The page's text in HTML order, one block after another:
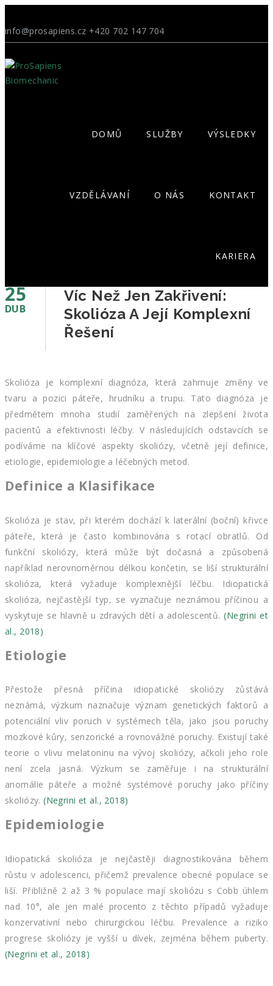
info@prosapiens.cz +420 702 147 704
DOMŮ SLUŽBY VÝSLEDKY
VZDĚLÁVANÍ O NÁS KONTAKT
KARIERA
25
DUB
Víc Než Jen Zakřivení:
Skolióza A Její Komplexní
Řešení
Skolióza je komplexní diagnóza, která zahrnuje změny ve
tvaru a pozici páteře, hrudníku a trupu. Tato diagnóza je
předmětem mnoha studií zaměřených na zlepšení života
pacientů a efektivnosti léčby. V následujících odstavcích se
podíváme na klíčové aspekty skoliózy, včetně její definice,
etiologie, epidemiologie a léčebných metod.
Definice a Klasifikace
Skolióza je stav, při kterém dochází k laterální (boční) křivce
páteře, která je často kombinována s rotací obratlů. Od
funkční skoliózy, která může být dočasná a způsobená
například nerovnoměrnou délkou končetin, se liší strukturální
skolióza, která vyžaduje komplexnější léčbu. Idiopatická
skolióza, nejčastější typ, se vyznačuje neznámou příčinou a
vyskytuje se hlavně u zdravých dětí a adolescentů.(Negrini et
al., 2018)
Etiologie
Přestože přesná příčina idiopatické skoliózy zůstává
neznámá, výzkum naznačuje význam genetických faktorů a
potenciální vliv poruch v systémech těla, jako jsou poruchy
mozkové kůry, senzorické a rovnovážné poruchy. Existují také
teorie o vlivu melatoninu na vývoj skoliózy, ačkoli jeho role
není zcela jasná. Výzkum se zaměřuje i na strukturální
anomálie páteře a možné systémové poruchy jako příčiny
skoliózy. (Negrini et al., 2018)
Epidemiologie
Idiopatická skolióza je nejčastěji diagnostikována během
růstu v adolescenci, přičemž prevalence obecné populace se
liší. Přibližně 2 až 3 % populace mají skoliózu s Cobb úhlem
nad 10°, ale jen malé procento z těchto případů vyžaduje
konzervativní nebo chirurgickou léčbu. Prevalence a riziko
progrese skoliózy je vyšší u dívek, zejména během puberty.
(Negrini et al., 2018)